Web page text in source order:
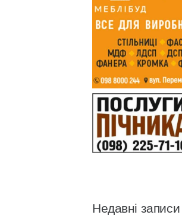
Недавні записи